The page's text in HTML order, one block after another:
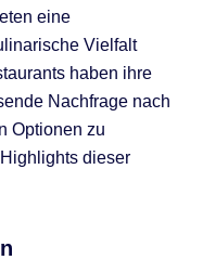
eine
Vielfalt
haben ihre
Nachfrage nach
Optionen zu
dieser